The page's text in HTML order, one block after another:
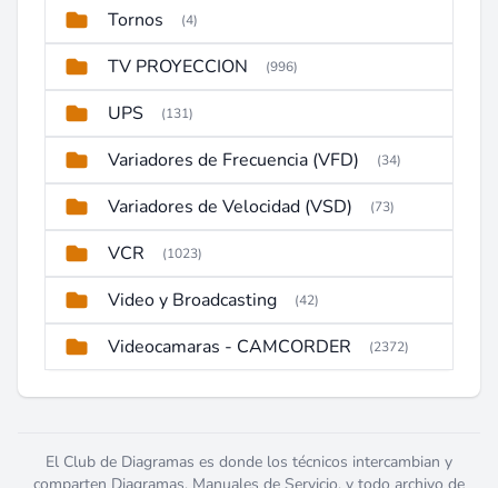
Tornos (4)
TV PROYECCION (996)
UPS (131)
Variadores de Frecuencia (VFD) (34)
Variadores de Velocidad (VSD) (73)
VCR (1023)
Video y Broadcasting (42)
Videocamaras - CAMCORDER (2372)
El Club de Diagramas es donde los técnicos intercambian y